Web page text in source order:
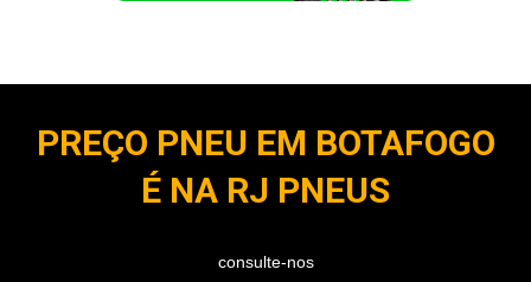
PREÇO PNEU EM BOTAFOGO
É NA RJ PNEUS
consulte-nos